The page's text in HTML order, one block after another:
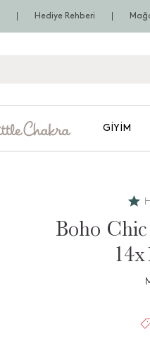
Hediye Rehberi
GIYIM
Boho